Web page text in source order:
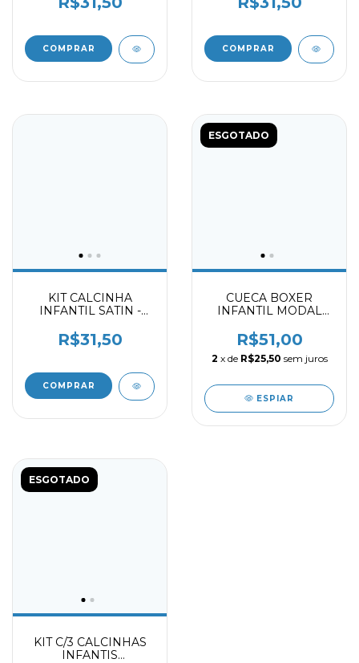
COMPRAR COMPRAR
KIT CALCINHA
INFANTIL SATIN -
DELICATE 2059403
R$31,50
COMPRAR
ESGOTADO
CUECA BOXER
INFANTIL MODAL
AZUL 2031403
R$51,00
2 x de R$25,50 sem juros
ESPIAR
ESGOTADO
KIT C/3 CALCINHAS
INFANTIS